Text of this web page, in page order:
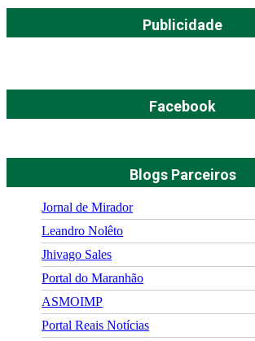
Publicidade
Facebook
Blogs Parceiros
Jornal de Mirador
Leandro Nolêto
Jhivago Sales
Portal do Maranhão
ASMOIMP
Portal Reais Notí­cias